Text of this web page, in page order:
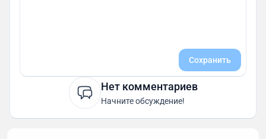
Сохранить
Нет комментариев
Начните обсуждение!